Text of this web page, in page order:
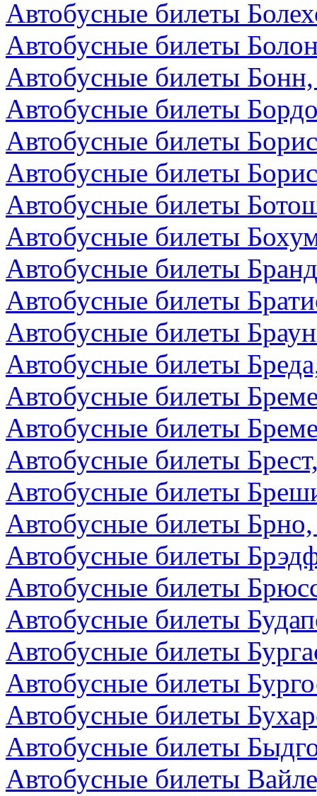
Автобусные билеты
Автобусные билеты
Автобусные билеты
Автобусные билеты
Автобусные билеты
Автобусные билеты
Автобусные билеты
Автобусные билеты
Автобусные билеты
Автобусные билеты
Автобусные билеты
Автобусные билеты
Автобусные билеты
Автобусные билеты
Автобусные билеты
Автобусные билеты
Автобусные билеты
Автобусные билеты
Автобусные билеты
Автобусные билеты
Автобусные билеты
Автобусные билеты
Автобусные билеты
Автобусные билеты
Автобусные билеты